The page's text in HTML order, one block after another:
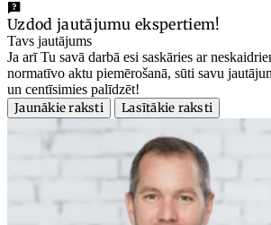
Uzdod jautājumu ekspertiem!
Tavs jautājums
Ja arī Tu savā darbā esi saskāries ar
normatīvo aktu piemērošanā, sūti savu
un centīsimies palīdzēt!
Jaunākie raksti
Lasītākie raksti